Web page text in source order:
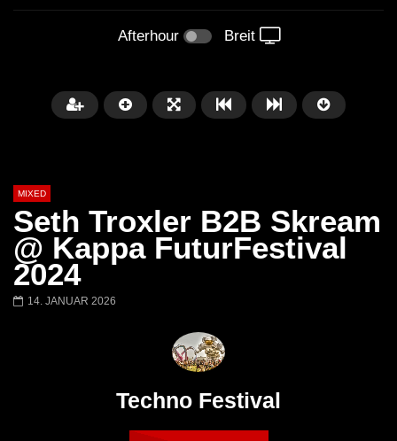
Afterhour Breit
MIXED
Seth Troxler B2B Skream
@ Kappa FuturFestival
2024
14. JANUAR 2026
Techno Festival